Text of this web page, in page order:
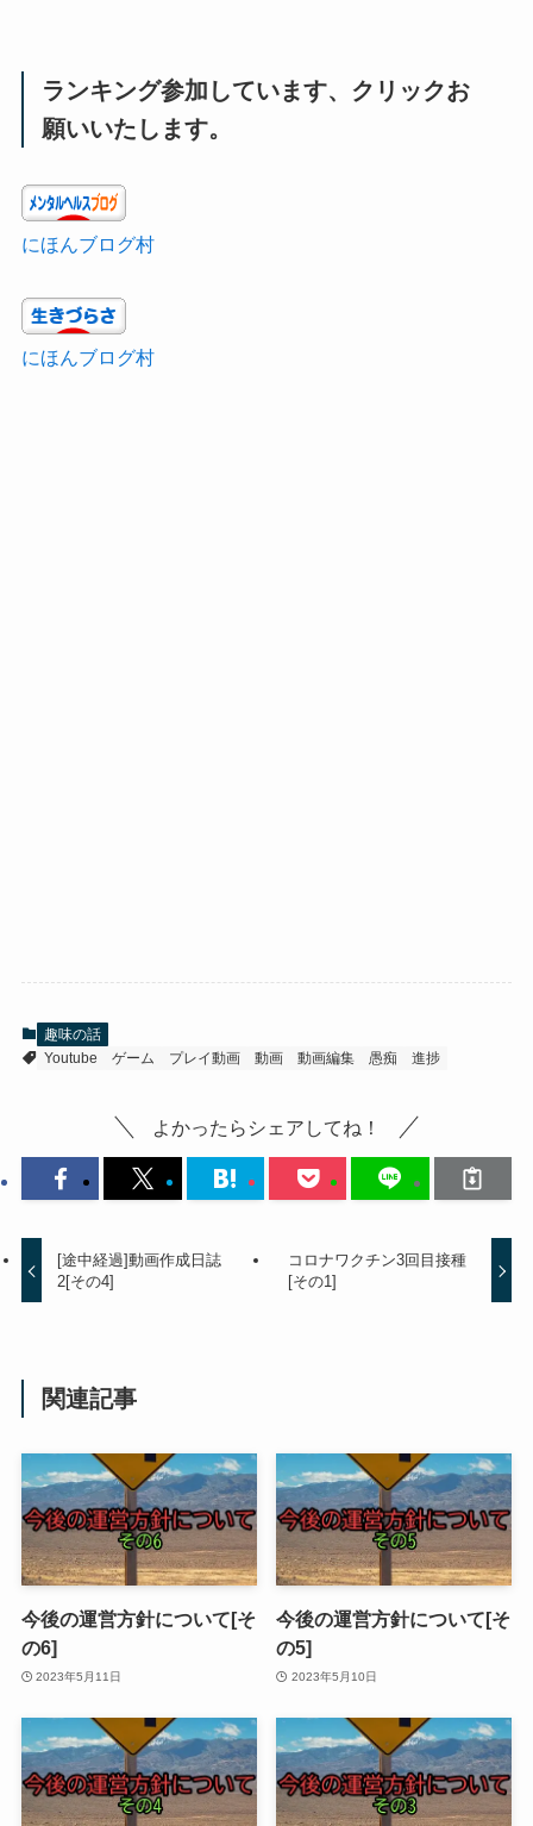
ランキング参加しています、クリックお
願いいたします。
にほんブログ村
にほんブログ村
趣味の話
Youtube
ゲーム プレイ動画 動画 動画編集 愚痴 進捗
よかったらシェアしてね！
[途中経過]動画作成日誌
2[その4]
コロナワクチン3回目接種
[その1]
関連記事
今後の運営方針について[そ
の6]
2023年5月11日
今後の運営方針について[そ
の5]
2023年5月10日